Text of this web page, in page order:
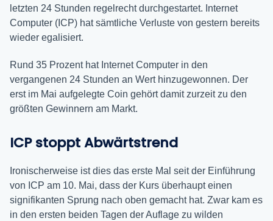
letzten 24 Stunden regelrecht durchgestartet. Internet
Computer (ICP) hat sämtliche Verluste von gestern bereits
wieder egalisiert.
Rund 35 Prozent hat Internet Computer in den
vergangenen 24 Stunden an Wert hinzugewonnen. Der
erst im Mai aufgelegte Coin gehört damit zurzeit zu den
größten Gewinnern am Markt.
ICP stoppt Abwärtstrend
Ironischerweise ist dies das erste Mal seit der Einführung
von ICP am 10. Mai, dass der Kurs überhaupt einen
signifikanten Sprung nach oben gemacht hat. Zwar kam es
in den ersten beiden Tagen der Auflage zu wilden